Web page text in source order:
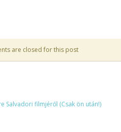
are closed for this post
Salvadori filmjéről (Csak ön után!)